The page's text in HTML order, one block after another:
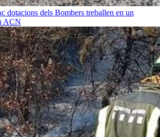
dotacions dels Bombers treballen en un
ACN